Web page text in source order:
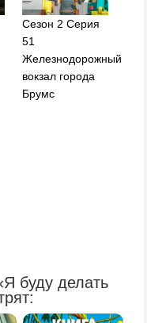
Сезон 2 Серия
51
Железнодорожный
вокзал города
Брумс
буду делать